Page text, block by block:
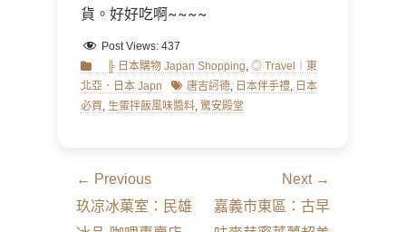
貨。好好吃啊~~~~
Post Views: 437
Categories
╠ 日本購物 Japan Shopping, ◎ Travel｜東
北亞．日本 Japn
Tags唐吉訶德, 日本伴手禮, 日本
必買, 生蛋拌飯風味醬料, 驚安殿堂
文
章
導
← Previous
Previous
玖凉冰菓室：民雄
Next →
Next
嘉義市東區：古早